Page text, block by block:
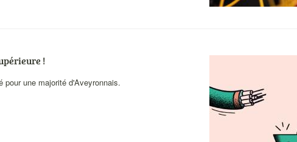
!
pour une majorité d'Aveyronnais.